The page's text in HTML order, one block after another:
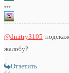
@dmitry3105
жалобу?
Ответить